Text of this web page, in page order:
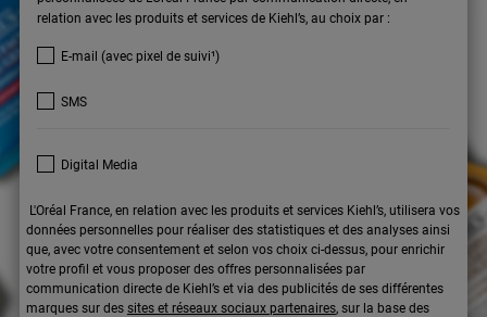
relation avec les produits et services de Kiehl’s, au choix par :
E-mail (avec pixel de suivi¹)
SMS
Digital Media
L'Oréal France, en relation avec les produits et services Kiehl’s, utilisera vos
données personnelles pour réaliser des statistiques et des analyses ainsi
que, avec votre consentement et selon vos choix ci-dessus, pour enrichir
votre profil et vous proposer des offres personnalisées par
communication directe de Kiehl’s et via des publicités de ses différentes
marques sur des sites et réseaux sociaux partenaires, sur la base des